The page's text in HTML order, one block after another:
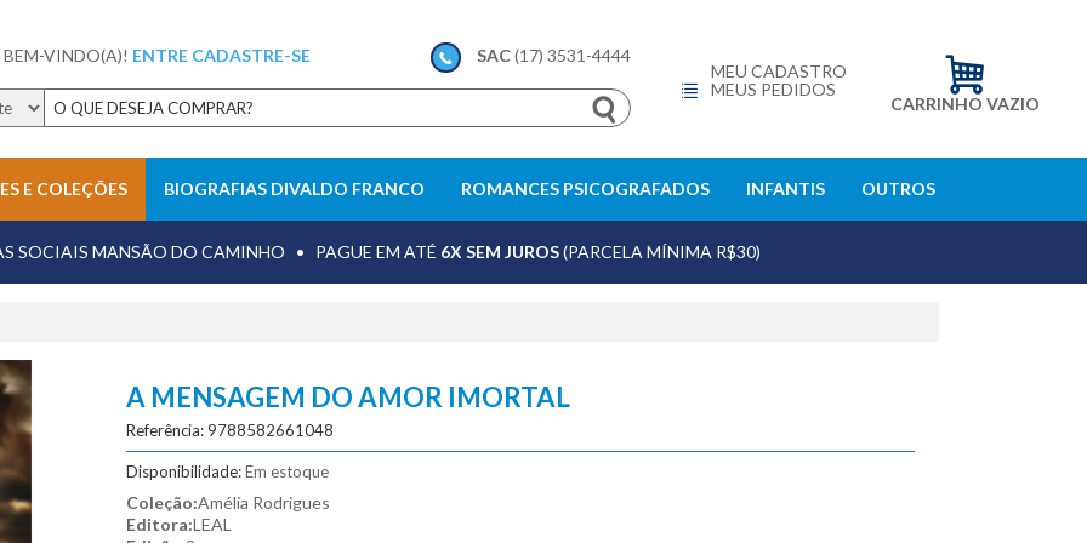
BEM-VINDO(A)! ENTRE CADASTRE-SE SAC(17) 3531-4444
Veja mais resultados
MEU CADASTRO
MEUS PEDIDOS
CARRINHO VAZIO
E COLEÇÕES BIOGRAFIAS DIVALDO FRANCO ROMANCES PSICOGRAFADOS INFANTIS OUTROS
SOCIAIS MANSÃO DO CAMINHO • PAGUE EM ATÉ 6X SEM JUROS(PARCELA MÍNIMA R$30)
A MENSAGEM DO AMOR IMORTAL
Referência: 9788582661048
Disponibilidade:Em estoque
Coleção:Amélia Rodrigues
Editora:LEAL